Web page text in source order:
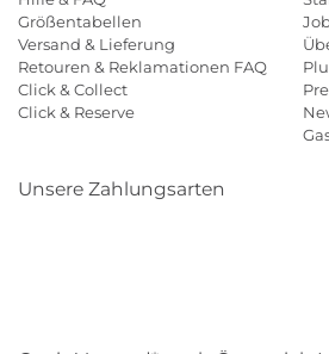
Größentabellen
Versand & Lieferung
Retouren & Reklamationen FAQ
Click & Collect
Click & Reserve
Unsere Zahlungsarten